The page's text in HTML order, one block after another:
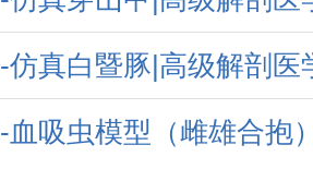
仿真白暨豚|高级解剖医
血吸虫模型（雌雄合抱